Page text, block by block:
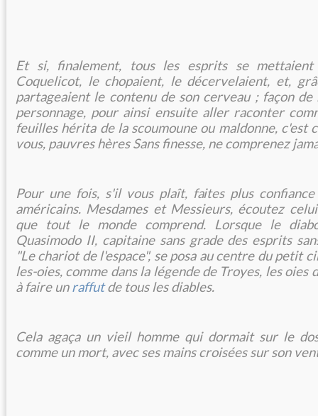
Et si, finalement, tous les esprits se
Coquelicot, le chopaient, le décervelaient, et,
partageaient le contenu de son cerveau ; façon
personnage, pour ainsi ensuite aller raconter
feuilles hérita de la scoumoune ou maldonne, c'est
vous, pauvres hères Sans finesse, ne comprenez
Pour une fois, s'il vous plaît, faites plus
américains. Mesdames et Messieurs, écoutez
que tout le monde comprend. Lorsque le
Quasimodo II, capitaine sans grade des esprits
"Le chariot de l'espace", se posa au centre du petit
les-oies, comme dans la légende de Troyes, les oies
à faire unraffutde tous les diables.
Cela agaça un vieil homme qui dormait sur le
comme un mort, avec ses mains croisées sur son